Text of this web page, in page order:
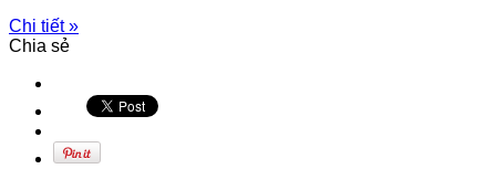
Chi tiết »
Chia sẻ